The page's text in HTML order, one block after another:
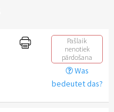
Pašlaik
nenotiek
pārdošana
Was
bedeutet das?